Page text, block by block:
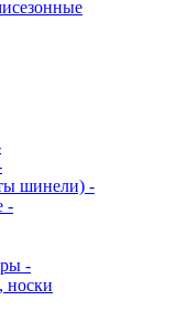
шинели) -
-
-
носки